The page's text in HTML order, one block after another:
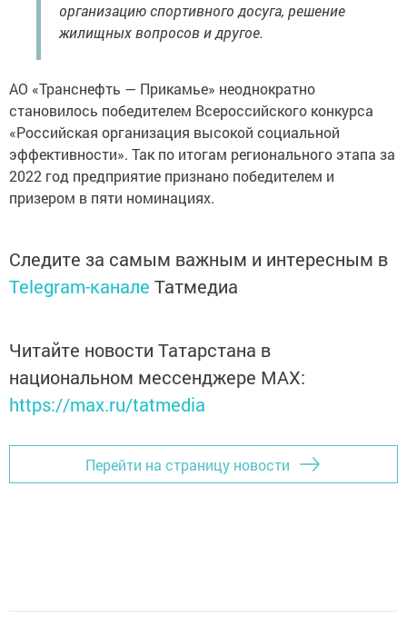
организацию спортивного досуга, решение
жилищных вопросов и другое.
АО «Транснефть — Прикамье» неоднократно
становилось победителем Всероссийского конкурса
«Российская организация высокой социальной
эффективности». Так по итогам регионального этапа за
2022 год предприятие признано победителем и
призером в пяти номинациях.
Следите за самым важным и интересным в
Telegram-канале Татмедиа
Читайте новости Татарстана в
национальном мессенджере MАХ:
https://max.ru/tatmedia
Перейти на страницу новости